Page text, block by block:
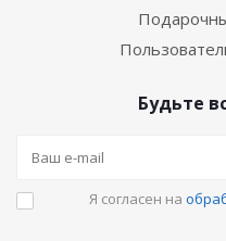
Будьте
Я согласен на